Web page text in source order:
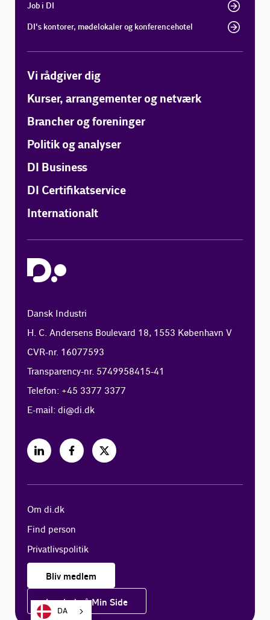
Job i DI
DI's kontorer, mødelokaler og konferencehotel
Vi rådgiver dig
Kurser, arrangementer og netværk
Brancher og foreninger
Politik og analyser
DI Business
DI Certifikatservice
Internationalt
Dansk Industri
H. C. Andersens Boulevard 18, 1553 København V
CVR-nr. 16077593
Transparency-nr. 5749958415-41
Telefon: +45 3377 3377
E-mail:di@di.dk
Om di.dk
Find person
Privatlivspolitik
Bliv medlem
Log ind på Min Side
DA